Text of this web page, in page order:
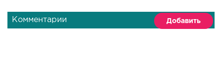
Комментарии Добавить